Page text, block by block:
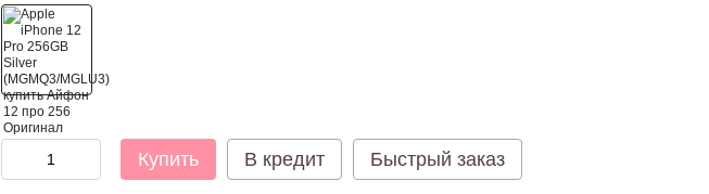
Купить В кредит Быстрый заказ